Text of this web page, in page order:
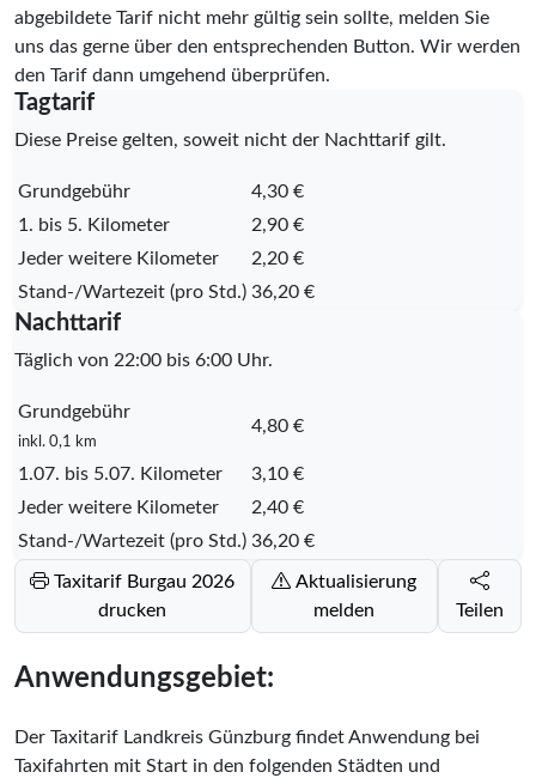
abgebildete Tarif nicht mehr gültig sein sollte, melden Sie
uns das gerne über den entsprechenden Button. Wir werden
den Tarif dann umgehend überprüfen.
Tagtarif
Diese Preise gelten, soweit nicht der Nachttarif gilt.
Grundgebühr
4,30 €
1. bis 5. Kilometer
2,90 €
Jeder weitere Kilometer
2,20 €
Stand-/Wartezeit (pro Std.) 36,20 €
Nachttarif
Täglich von 22:00 bis 6:00 Uhr.
Grundgebühr
inkl. 0,1 km
4,80 €
1.07. bis 5.07. Kilometer
3,10 €
Jeder weitere Kilometer
2,40 €
Stand-/Wartezeit (pro Std.) 36,20 €
Taxitarif Burgau 2026
drucken
Aktualisierung
melden
Teilen
Anwendungsgebiet:
Der Taxitarif Landkreis Günzburg findet Anwendung bei
Taxifahrten mit Start in den folgenden Städten und